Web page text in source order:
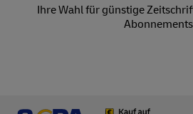
Ihre Wahl für günstige